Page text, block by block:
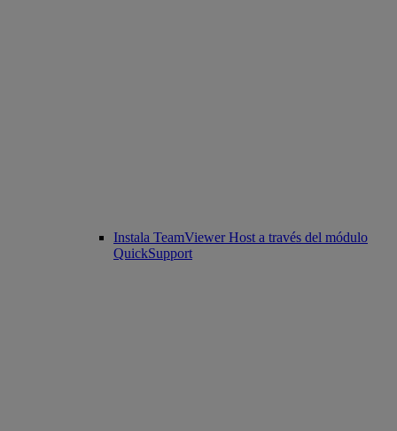
Instala TeamViewer Host a través del módulo
QuickSupport